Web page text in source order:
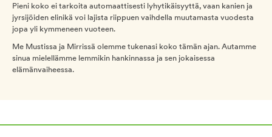
Pieni koko ei tarkoita automaattisesti lyhytikäisyyttä, vaan kanien ja
jyrsijöiden elinikä voi lajista riippuen vaihdella muutamasta vuodesta
jopa yli kymmeneen vuoteen.
Me Mustissa ja Mirrissä olemme tukenasi koko tämän ajan. Autamme
sinua mielellämme lemmikin hankinnassa ja sen jokaisessa
elämänvaiheessa.